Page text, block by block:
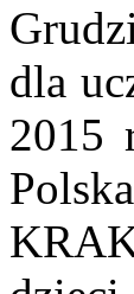
dla
2015